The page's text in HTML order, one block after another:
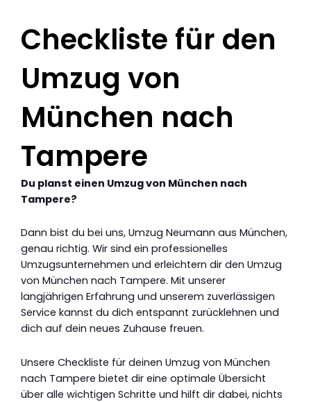
Checkliste für den
Umzug von
München nach
Tampere
Du planst einen Umzug von München nach
Tampere?
Dann bist du bei uns, Umzug Neumann aus München,
genau richtig. Wir sind ein professionelles
Umzugsunternehmen und erleichtern dir den Umzug
von München nach Tampere. Mit unserer
langjährigen Erfahrung und unserem zuverlässigen
Service kannst du dich entspannt zurücklehnen und
dich auf dein neues Zuhause freuen.
Unsere Checkliste für deinen Umzug von München
nach Tampere bietet dir eine optimale Übersicht
über alle wichtigen Schritte und hilft dir dabei, nichts